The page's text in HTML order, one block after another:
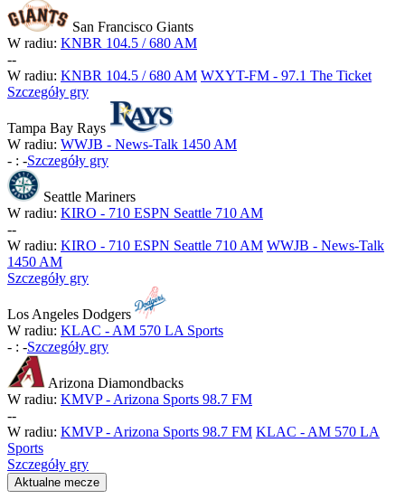
San Francisco Giants
W radiu: KNBR 104.5 / 680 AM
--
W radiu: KNBR 104.5 / 680 AM WXYT-FM - 97.1 The Ticket
Szczegóły gry
Tampa Bay Rays
W radiu: WWJB - News-Talk 1450 AM
- : -Szczegóły gry
Seattle Mariners
W radiu: KIRO - 710 ESPN Seattle 710 AM
--
W radiu: KIRO - 710 ESPN Seattle 710 AM WWJB - News-Talk
1450 AM
Szczegóły gry
Los Angeles Dodgers
W radiu: KLAC - AM 570 LA Sports
- : -Szczegóły gry
Arizona Diamondbacks
W radiu: KMVP - Arizona Sports 98.7 FM
--
W radiu: KMVP - Arizona Sports 98.7 FM KLAC - AM 570 LA
Sports
Szczegóły gry
Aktualne mecze